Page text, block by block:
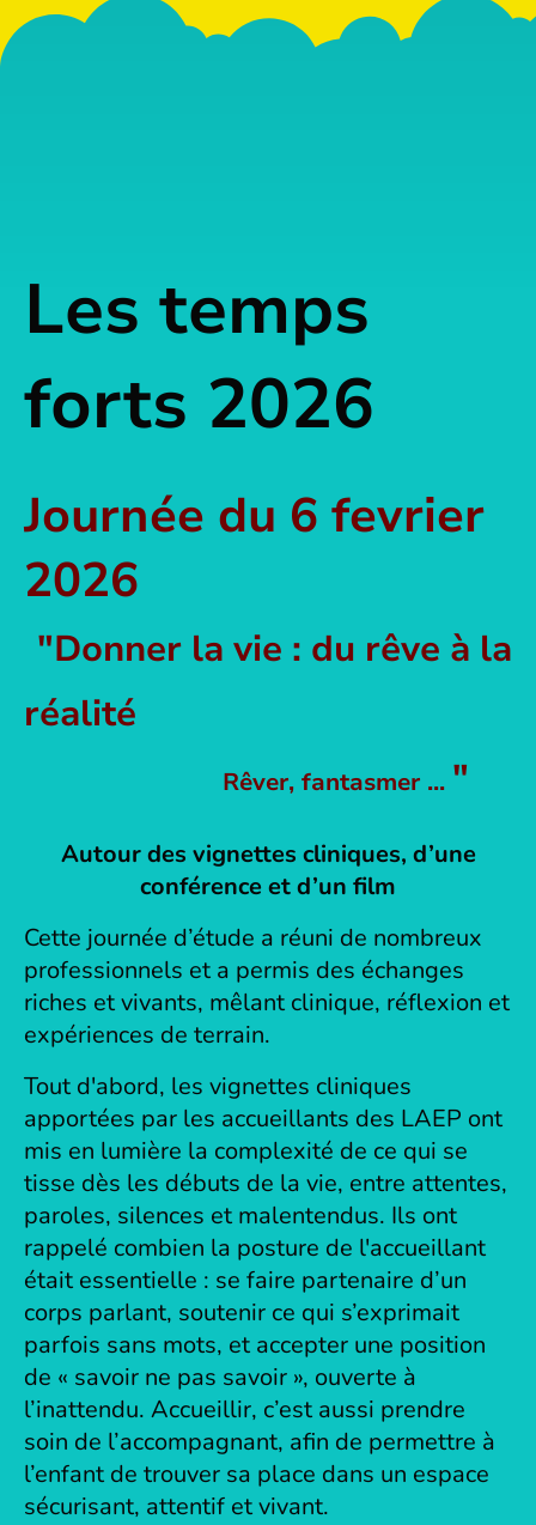
Les temps
forts 2026
Journée du 6 fevrier
2026
"Donner la vie : du rêve à la
réalité
Rêver, fantasmer ... "
Autour des vignettes cliniques, d’une
conférence et d’un film
Cette journée d’étude a réuni de nombreux
professionnels et a permis des échanges
riches et vivants, mêlant clinique, réflexion et
expériences de terrain.
Tout d'abord, les vignettes cliniques
apportées par les accueillants des LAEP ont
mis en lumière la complexité de ce qui se
tisse dès les débuts de la vie, entre attentes,
paroles, silences et malentendus. Ils ont
rappelé combien la posture de l'accueillant
était essentielle : se faire partenaire d’un
corps parlant, soutenir ce qui s’exprimait
parfois sans mots, et accepter une position
de « savoir ne pas savoir », ouverte à
l’inattendu. Accueillir, c’est aussi prendre
soin de l’accompagnant, afin de permettre à
l’enfant de trouver sa place dans un espace
sécurisant, attentif et vivant.